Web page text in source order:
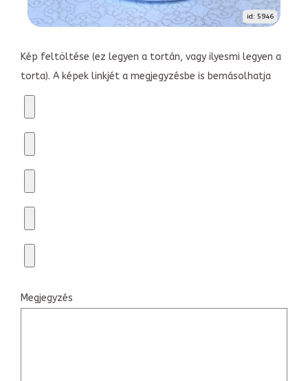
id: 5946
Kép feltöltése (ez legyen a tortán, vagy ilyesmi legyen a
torta). A képek linkjét a megjegyzésbe is bemásolhatja
Megjegyzés